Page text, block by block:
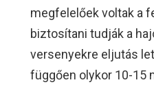
megfelelőek voltak a
biztosítani tudják a
versenyekre eljutás
függően olykor 10-15